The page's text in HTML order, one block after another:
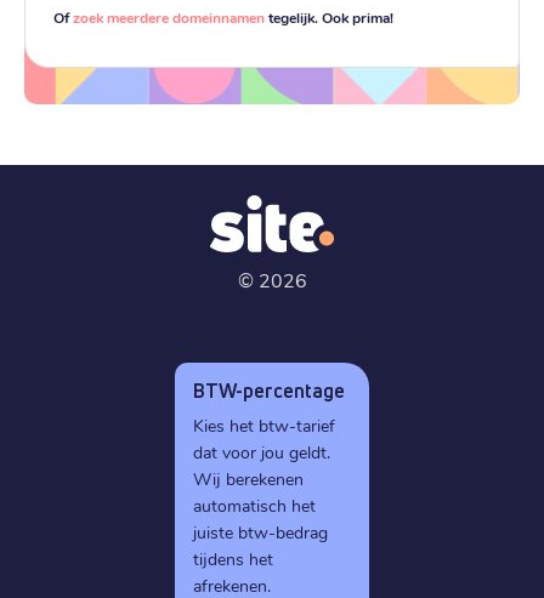
Ofzoek meerdere domeinnamentegelijk. Ook prima!
© 2026
BTW-percentage
Kies het btw-tarief
dat voor jou geldt.
Wij berekenen
automatisch het
juiste btw-bedrag
tijdens het
afrekenen.